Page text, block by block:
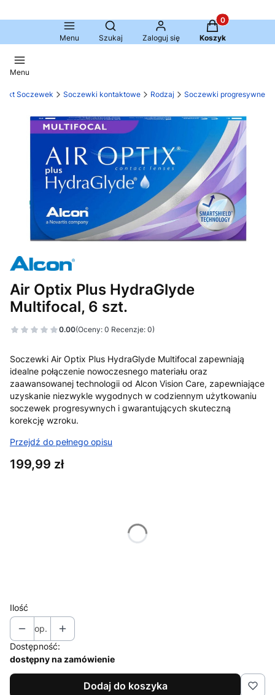
Menu
Otwórz wyszukiwarkę
Szukaj Zaloguj się
Produkty w
Koszyk
Menu
Soczewek Soczewki kontaktowe Rodzaj Soczewki progresywne
Air Optix Plus HydraGlyde
Multifocal, 6 szt.
0.00(Oceny: 0 Recenzje: 0)
Soczewki Air Optix Plus HydraGlyde Multifocal zapewniają
idealne połączenie nowoczesnego materiału oraz
zaawansowanej technologii od Alcon Vision Care, zapewniające
uzyskanie niezwykle wygodnych w codziennym użytkowaniu
soczewek progresywnych i gwarantujących skuteczną
korekcję wzroku.
Przejdź do pełnego opisu
Cena
199,99 zł
Ilość
op.
Dostępność:
dostępny na zamówienie
Dodaj do koszyka